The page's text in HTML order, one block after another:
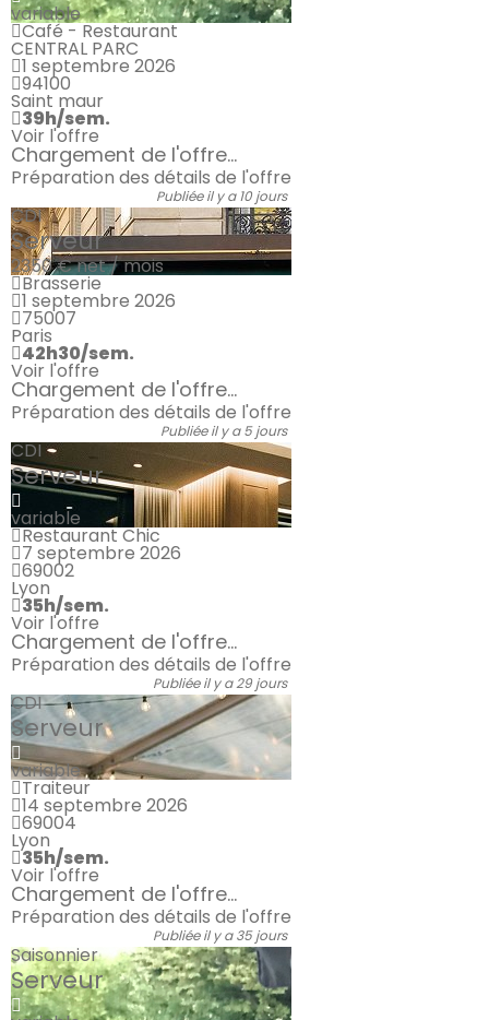
variable
Café - Restaurant
CENTRAL PARC
1 septembre 2026
94100
Saint maur
39h/sem.
Voir l'offre
Chargement de l'offre...
Préparation des détails de l'offre
Publiée il y a 10 jours
CDI
Serveur
2350 €net / mois
Brasserie
1 septembre 2026
75007
Paris
42h30/sem.
Voir l'offre
Chargement de l'offre...
Préparation des détails de l'offre
Publiée il y a 5 jours
CDI
Serveur
variable
Restaurant Chic
7 septembre 2026
69002
Lyon
35h/sem.
Voir l'offre
Chargement de l'offre...
Préparation des détails de l'offre
Publiée il y a 29 jours
CDI
Serveur
variable
Traiteur
14 septembre 2026
69004
Lyon
35h/sem.
Voir l'offre
Chargement de l'offre...
Préparation des détails de l'offre
Publiée il y a 35 jours
Saisonnier
Serveur